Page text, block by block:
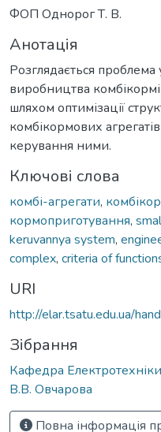
ФОП Однорог Т. В.
Анотація
Розглядається
виробництва
шляхом оптимізації
комбікормових
керування ними.
Ключові слова
комбі-агрегати,
кормоприготування,
keruvannya system,
complex, criteria of
URI
http://elar.tsatu.edu.ua/
Зібрання
Кафедра
В.В. Овчарова
Повна інформація